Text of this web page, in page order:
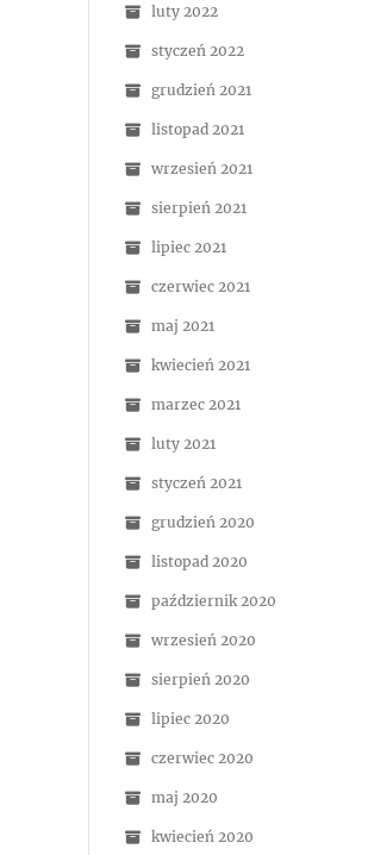
luty 2022
styczeń 2022
grudzień 2021
listopad 2021
wrzesień 2021
sierpień 2021
lipiec 2021
czerwiec 2021
maj 2021
kwiecień 2021
marzec 2021
luty 2021
styczeń 2021
grudzień 2020
listopad 2020
październik 2020
wrzesień 2020
sierpień 2020
lipiec 2020
czerwiec 2020
maj 2020
kwiecień 2020